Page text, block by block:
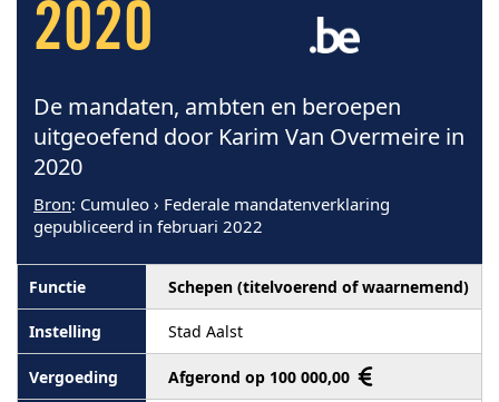
2020
De mandaten, ambten en beroepen
uitgeoefend door Karim Van Overmeire in
2020
Bron: Cumuleo › Federale mandatenverklaring
gepubliceerd in februari 2022
Schepen (titelvoerend of waarnemend)
Stad Aalst
Afgerond op 100 000,00